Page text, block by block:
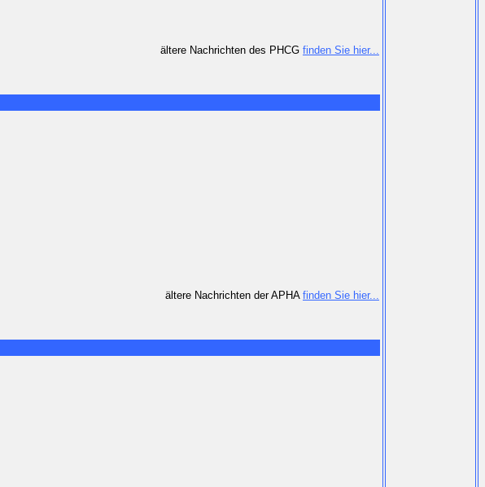
ältere Nachrichten des PHCG finden Sie hier...
ältere Nachrichten der APHA finden Sie hier...